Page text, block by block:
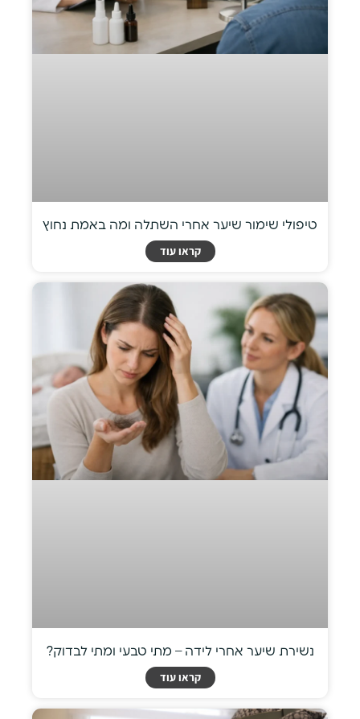
טיפולי שימור שיער אחרי השתלה ומה באמת נחוץ
קראו עוד
נשירת שיער אחרי לידה – מתי טבעי ומתי לבדוק?
קראו עוד